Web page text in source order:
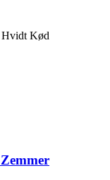
Hvidt Kød